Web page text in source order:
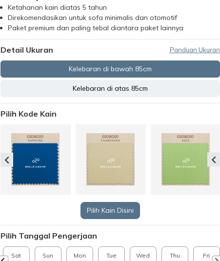
Ketahanan kain diatas 5 tahun
Direkomendasikan untuk sofa minimalis dan otomotif
Paket premium dan paling tebal diantara paket lainnya
Detail Ukuran Panduan Ukuran
Kelebaran di bawah 85cm
Kelebaran di atas 85cm
Pilih Kode Kain
Pilih Kain Disini
Pilih Tanggal Pengerjaan
Sat Sun Mon Tue Wed Thu Fri